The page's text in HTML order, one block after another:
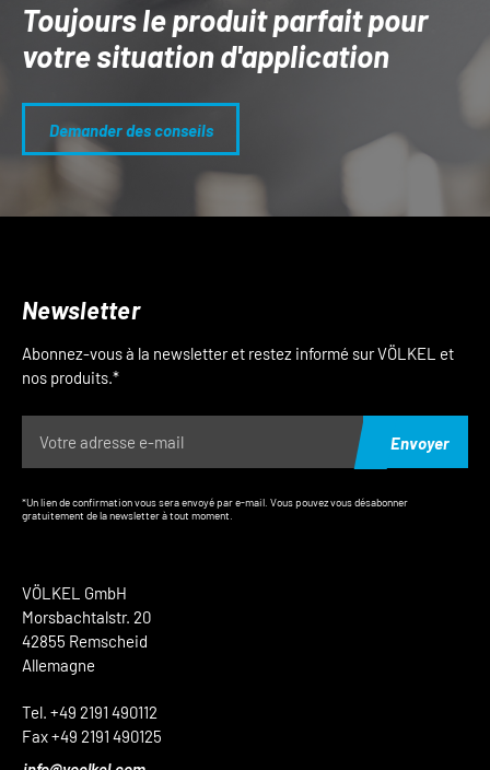
Toujours le produit parfait pour
votre situation d'application
Demander des conseils
VÖLKEL GmbH
Morsbachtalstr. 20
42855 Remscheid
Allemagne
Tel. +49 2191 490112
Fax +49 2191 490125
Newsletter
Abonnez-vous à la newsletter et restez informé sur VÖLKEL et
nos produits.*
Envoyer
*Un lien de confirmation vous sera envoyé par e-mail. Vous pouvez vous désabonner
gratuitement de la newsletter à tout moment.